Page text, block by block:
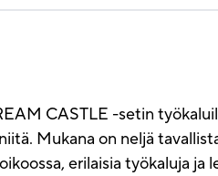
CASTLE -setin
Mukana on neljä
erilaisia työkaluja